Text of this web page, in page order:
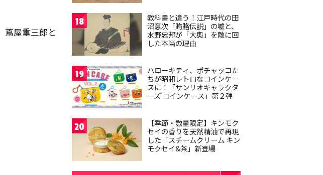
屋重三郎と
18
教科書と違う！江戸時代の田
沼意次「賄賂伝説」の嘘と、
水野忠邦が「大奥」を敵に回
した本当の理由
19
ハローキティ、ポチャッコた
ちが昭和レトロなコインケー
スに！「サンリオキャラクタ
ーズ コインケース」第２弾
20
【季節・数量限定】キンモク
セイの香りを天然精油で再現
した「スチームクリーム キン
モクセイ&茶」新登場